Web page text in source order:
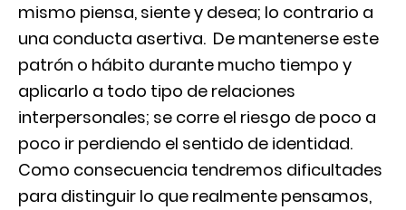
mismo piensa, siente y desea; lo contrario a
una conducta asertiva. De mantenerse este
patrón o hábito durante mucho tiempo y
aplicarlo a todo tipo de relaciones
interpersonales; se corre el riesgo de poco a
poco ir perdiendo el sentido de identidad.
Como consecuencia tendremos dificultades
para distinguir lo que realmente pensamos,